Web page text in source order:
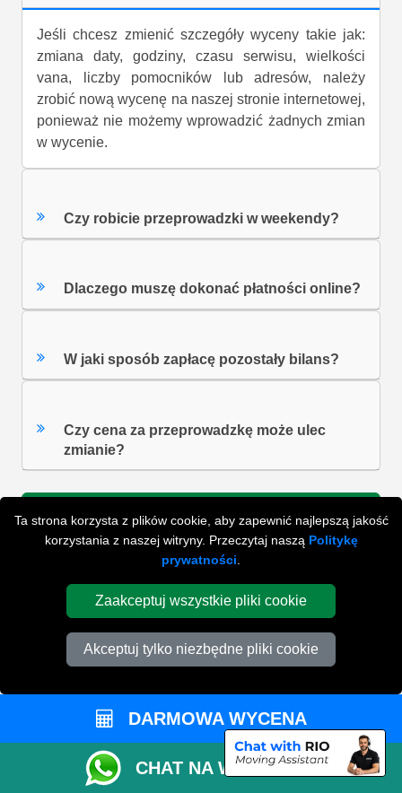
Ta strona korzysta z plików cookie, aby zapewnić najlepszą jakość
korzystania z naszej witryny. Przeczytaj naszą Politykę
prywatności
Zaakceptuj wszystkie pliki cookie
Akceptuj tylko niezbędne pliki cookie
Jeśli chcesz zmienić szczegóły wyceny takie jak:
zmiana daty, godziny, czasu serwisu, wielkości
vana, liczby pomocników lub adresów, należy
zrobić nową wycenę na naszej stronie internetowej,
ponieważ nie możemy wprowadzić żadnych zmian
w wycenie.
Czy robicie przeprowadzki w weekendy?
Dlaczego muszę dokonać płatności online?
W jaki sposób zapłacę pozostały bilans?
Czy cena za przeprowadzkę może ulec
zmianie?
ZOBACZ WSZYSTKIE FAQ'S
WYSZUKAJ W NAJCZĘŚCIEJ ZADAWANYCH
DARMOWA WYCENA
CHAT NA WHATSAPP